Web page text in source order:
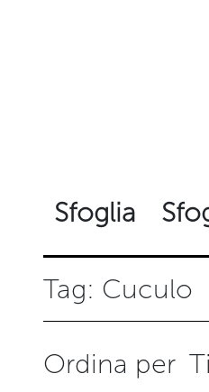
Sfoglia
Tag: Cuculo
Ordina per